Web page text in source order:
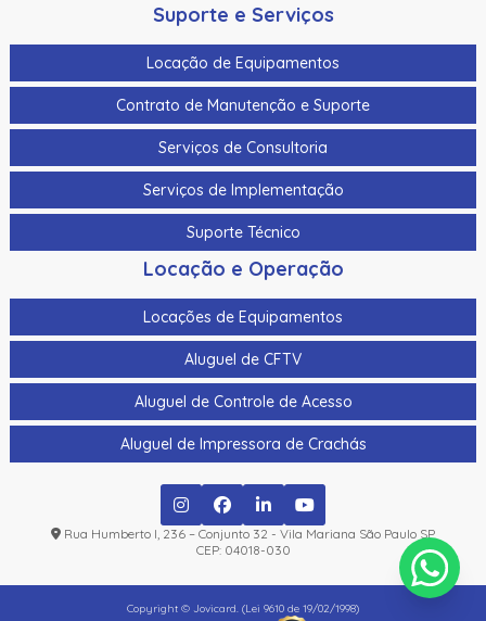
Suporte e Serviços
Locação de Equipamentos
Contrato de Manutenção e Suporte
Serviços de Consultoria
Serviços de Implementação
Suporte Técnico
Locação e Operação
Locações de Equipamentos
Aluguel de CFTV
Aluguel de Controle de Acesso
Aluguel de Impressora de Crachás
Rua Humberto I, 236 – Conjunto 32 - Vila Mariana São Paulo SP
CEP: 04018-030
Copyright © Jovicard. (Lei 9610 de 19/02/1998)